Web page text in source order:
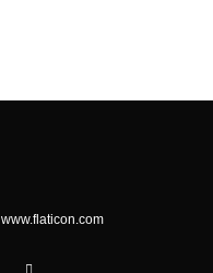
www.flaticon.com